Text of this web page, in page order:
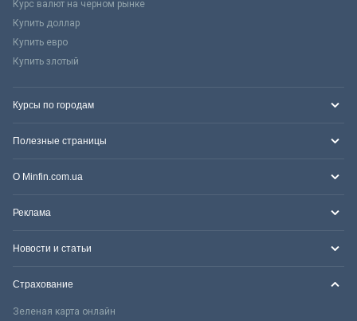
Курс валют на черном рынке
Купить доллар
Купить евро
Купить злотый
Курсы по городам
Полезные страницы
О Minfin.com.ua
Реклама
Новости и статьи
Страхование
Зеленая карта онлайн